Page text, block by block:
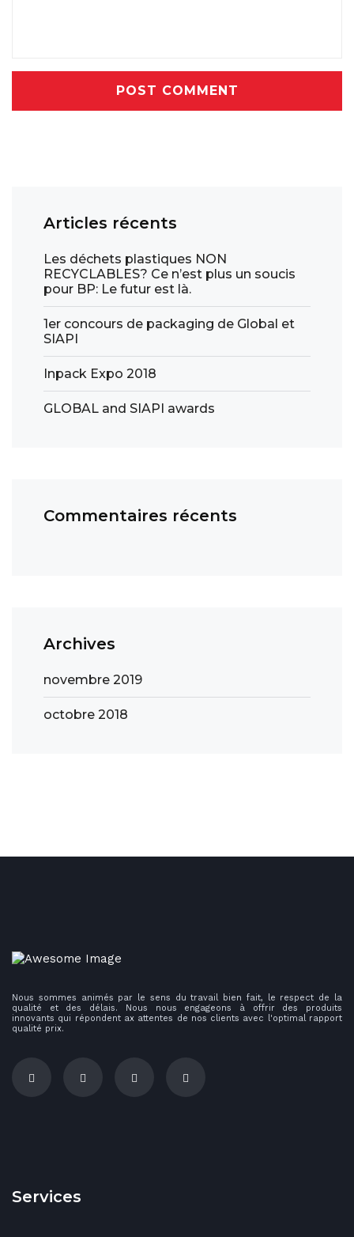
POST COMMENT
Articles récents
Les déchets plastiques NON
RECYCLABLES? Ce n’est plus un soucis
pour BP: Le futur est là.
1er concours de packaging de Global et
SIAPI
Inpack Expo 2018
GLOBAL and SIAPI awards
Commentaires récents
Archives
novembre 2019
octobre 2018
Nous sommes animés par le sens du travail bien fait, le respect de la
qualité et des délais. Nous nous engageons à offrir des produits
innovants qui répondent ax attentes de nos clients avec l'optimal rapport
qualité prix.
Services